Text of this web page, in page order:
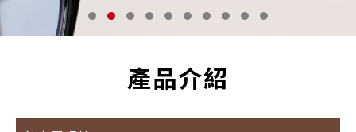
產品介紹